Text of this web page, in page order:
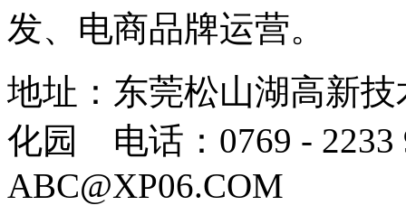
发、电商品牌运营。
地址：东莞松山湖高新
化园 电话：0769 -
ABC@XP06.COM